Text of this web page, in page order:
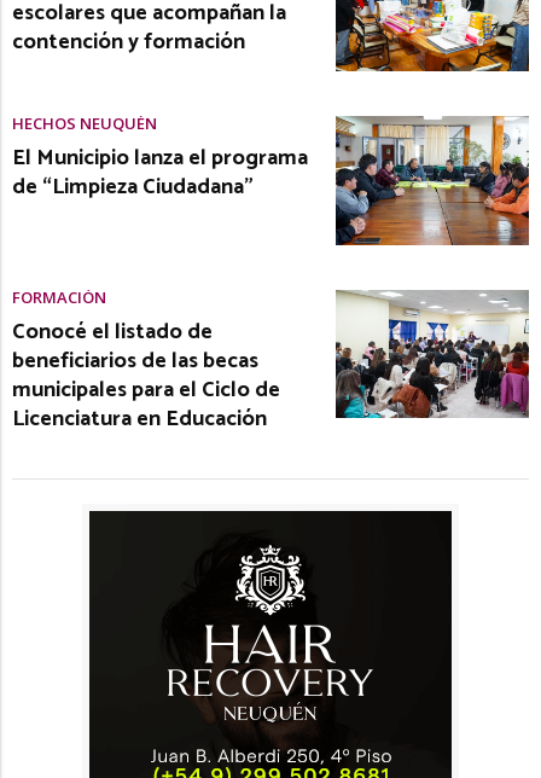
escolares que acompañan la
contención y formación
HECHOS NEUQUÉN
El Municipio lanza el programa
de “Limpieza Ciudadana”
FORMACIÓN
Conocé el listado de
beneficiarios de las becas
municipales para el Ciclo de
Licenciatura en Educación